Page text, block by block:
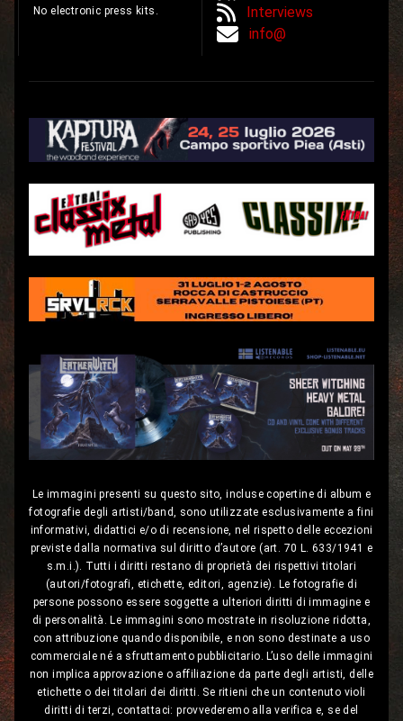
No electronic press kits.
Interviews
info@
Le immagini presenti su questo sito, incluse copertine di album e
fotografie degli artisti/band, sono utilizzate esclusivamente a fini
informativi, didattici e/o di recensione, nel rispetto delle eccezioni
previste dalla normativa sul diritto d’autore (art. 70 L. 633/1941 e
s.m.i.). Tutti i diritti restano di proprietà dei rispettivi titolari
(autori/fotografi, etichette, editori, agenzie). Le fotografie di
persone possono essere soggette a ulteriori diritti di immagine e
di personalità. Le immagini sono mostrate in risoluzione ridotta,
con attribuzione quando disponibile, e non sono destinate a uso
commerciale né a sfruttamento pubblicitario. L’uso delle immagini
non implica approvazione o affiliazione da parte degli artisti, delle
etichette o dei titolari dei diritti. Se ritieni che un contenuto violi
diritti di terzi, contattaci: provvederemo alla verifica e, se del